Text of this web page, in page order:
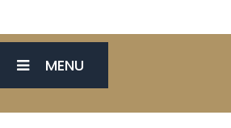
MENU